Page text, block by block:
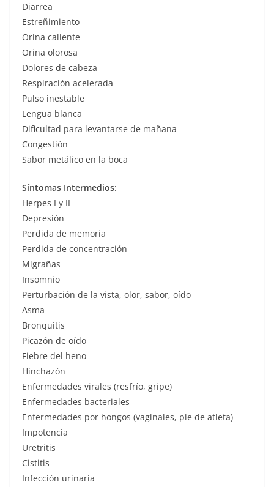
Diarrea
Estreñimiento
Orina caliente
Orina olorosa
Dolores de cabeza
Respiración acelerada
Pulso inestable
Lengua blanca
Dificultad para levantarse de mañana
Congestión
Sabor metálico en la boca
Síntomas Intermedios:
Herpes I y II
Depresión
Perdida de memoria
Perdida de concentración
Migrañas
Insomnio
Perturbación de la vista, olor, sabor, oído
Asma
Bronquitis
Picazón de oído
Fiebre del heno
Hinchazón
Enfermedades virales (resfrío, gripe)
Enfermedades bacteriales
Enfermedades por hongos (vaginales, pie de atleta)
Impotencia
Uretritis
Cistitis
Infección urinaria